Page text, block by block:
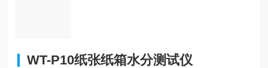
WT-P10纸张纸箱水分测试仪